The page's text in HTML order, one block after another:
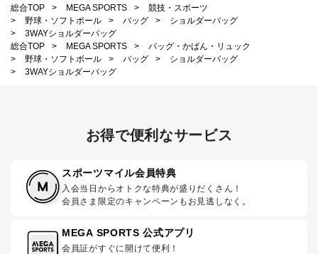
総合TOP > MEGA SPORTS >
競技・スポーツ
>
野球・ソフトボール > バッグ >
ショルダーバッグ
>
3WAYショルダーバッグ
総合TOP
> MEGA SPORTS >
バッグ・かばん・リュック
>
野球・ソフトボール > バッグ >
ショルダーバッグ
>
3WAYショルダーバッグ
お得で便利なサービス
スポーツマイル会員特典
入会当日からオトクな特典が盛りだくさん！
会員さま限定のキャンペーンもお見逃しなく。
MEGA SPORTS 公式アプリ
会員証がすぐに開けて便利！